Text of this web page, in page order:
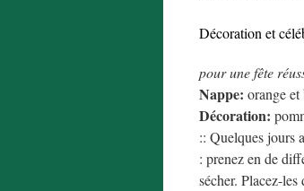
Décoration et
pour une fête
Nappe: orange et
Décoration:
:: Quelques jours
: prenez en de
sécher. Placez-